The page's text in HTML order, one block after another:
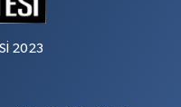
2023